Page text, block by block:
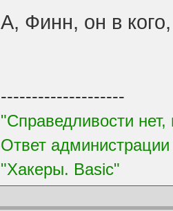
А, Финн, он в
--------------------
"Справедливости нет,
Ответ
"Хакеры. Basic"